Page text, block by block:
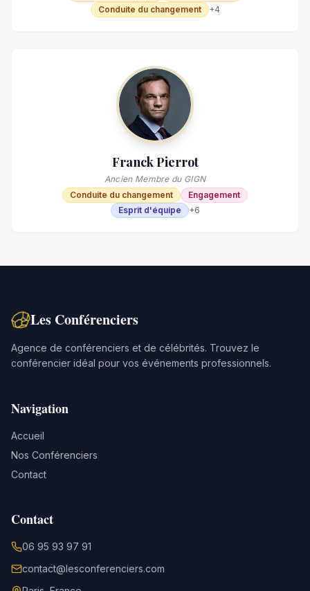
Conduite du changement
+4
Franck Pierrot
Ancien Membre du GIGN
Conduite du changement
Engagement
Esprit d'équipe
+6
Les Conférenciers
Agence de conférenciers et de célébrités. Trouvez le
conférencier idéal pour vos événements professionnels.
Navigation
Accueil
Nos Conférenciers
Contact
Contact
06 95 93 97 91
contact@lesconferenciers.com